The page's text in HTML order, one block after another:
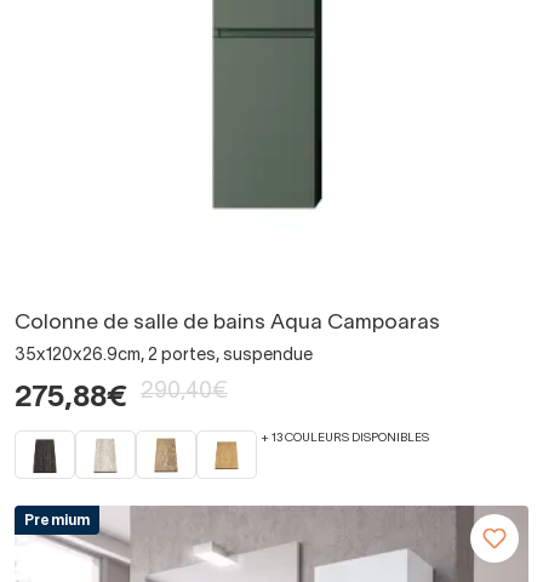
Colonne de salle de bains Aqua Campoaras
35x120x26.9cm, 2 portes, suspendue
275,88€ 290,40€
+ 13 COULEURS DISPONIBLES
Premium